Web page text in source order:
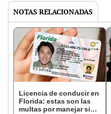
NOTAS RELACIONADAS
Licencia de conducir en
Florida: estas son las
multas por manejar sin